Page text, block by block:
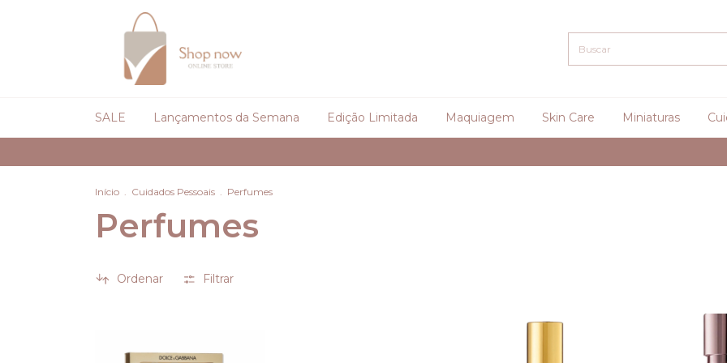
SALE Lançamentos da Semana Edição Limitada Maquiagem Skin Care Miniaturas
Curadoria
Início . Cuidados Pessoais . Perfumes
Perfumes
Ordenar Filtrar